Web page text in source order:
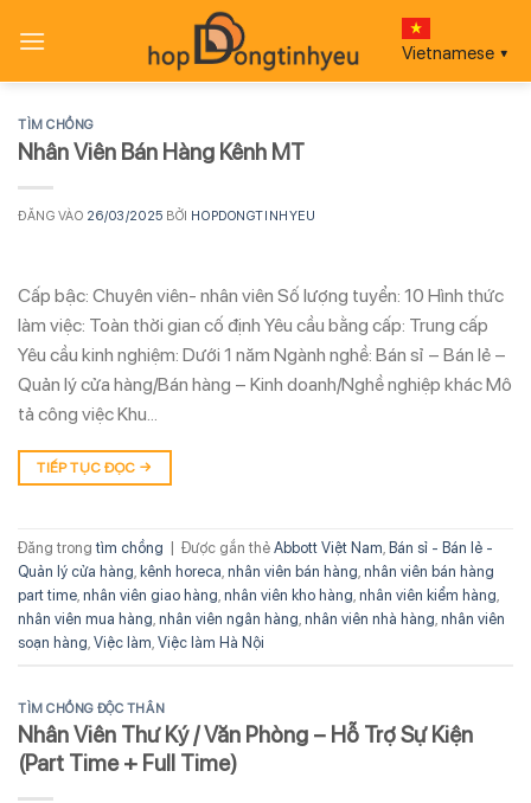
qua
Vietnamese ▼
TÌM CHỒNG
Nhân Viên Bán Hàng Kênh MT
ĐĂNG VÀO 26/03/2025 BỞI HOPDONGTINHYEU
Cấp bậc: Chuyên viên- nhân viên Số lượng tuyển: 10 Hình thức
làm việc: Toàn thời gian cố định Yêu cầu bằng cấp: Trung cấp
Yêu cầu kinh nghiệm: Dưới 1 năm Ngành nghề: Bán sỉ – Bán lẻ –
Quản lý cửa hàng/Bán hàng – Kinh doanh/Nghề nghiệp khác Mô
tả công việc Khu…
TIẾP TỤC ĐỌC →
Đăng trong tìm chồng Được gắn thẻ Abbott Việt Nam Bán sỉ - Bán lẻ -
Quản lý cửa hàng kênh horeca nhân viên bán hàng nhân viên bán hàng
part time nhân viên giao hàng nhân viên kho hàng nhân viên kiểm hàng
nhân viên mua hàng nhân viên ngân hàng nhân viên nhà hàng nhân viên
soạn hàng Việc làm Việc làm Hà Nội
TÌM CHỒNG ĐỘC THÂN
Nhân Viên Thư Ký / Văn Phòng – Hỗ Trợ Sự Kiện
(Part Time + Full Time)